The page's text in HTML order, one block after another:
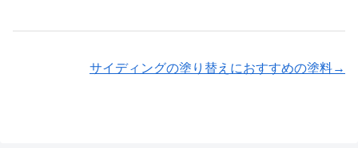
サイディングの塗り替えにおすすめの塗料→